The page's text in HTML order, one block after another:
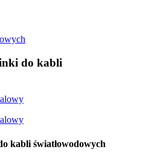
do kabli
kabli światłowodowych